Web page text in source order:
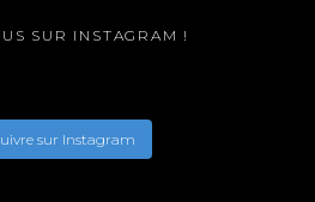
SUR INSTAGRAM !
sur Instagram